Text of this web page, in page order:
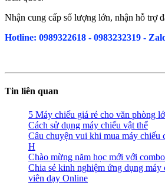
Nhận cung cấp số lượng lớn, nhận hỗ trợ
Hotline: 0989322618 - 0983232319 -
Tin liên quan
5 Máy chiếu giá rẻ cho văn phòng
Cách sử dụng máy chiếu vật thể
Câu chuyện vui khi mua máy chiếu
H
Chào mừng năm học mới với
Chia sẻ kinh nghiệm ứng dụng máy
viên dạy Online